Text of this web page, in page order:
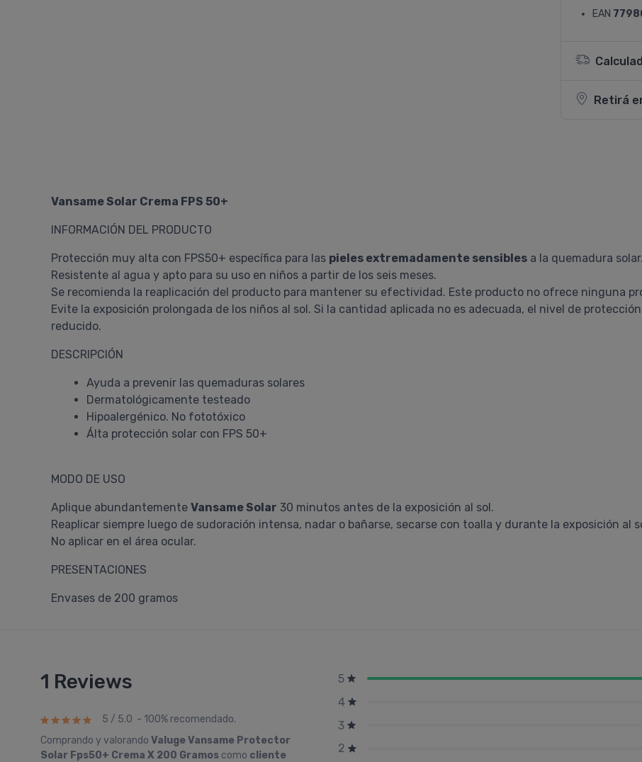
EAN
Retirá
Vansame Solar Crema FPS 50+
INFORMACIÓN DEL PRODUCTO
Protección muy alta con FPS50+ específica para las pieles extremadamente sensibles a la quemadura solar.
Resistente al agua y apto para su uso en niños a partir de los seis meses.
Se recomienda la reaplicación del producto para mantener su efectividad. Este producto no ofrece ninguna
Evite la exposición prolongada de los niños al sol. Si la cantidad aplicada no es adecuada, el nivel de
reducido.
DESCRIPCIÓN
Ayuda a prevenir las quemaduras solares
Dermatológicamente testeado
Hipoalergénico. No fototóxico
Álta protección solar con FPS 50+
MODO DE USO
Aplique abundantemente Vansame Solar 30 minutos antes de la exposición al sol.
Reaplicar siempre luego de sudoración intensa, nadar o bañarse, secarse con toalla y durante la exposición al
No aplicar en el área ocular.
PRESENTACIONES
Envases de 200 gramos
1 Reviews
5 / 5.0 - 100% recomendado.
Comprando y valorando Valuge Vansame Protector
Solar Fps50+ Crema X 200 Gramos como cliente
5
4
3
2